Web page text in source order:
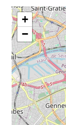
+
−